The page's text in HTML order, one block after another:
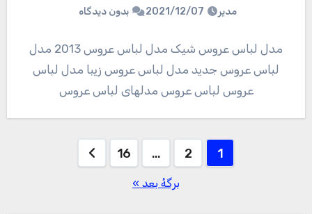
مدیر 2021/12/07 بدون دیدگاه
مدل لباس عروس شیک مدل لباس عروس 2013 مدل
لباس عروس جدید مدل لباس عروس زیبا مدل لباس
عروس لباس عروس مدلهای لباس عروس
صفحه‌بندی
1
2
…
16
برگهٔ بعد »